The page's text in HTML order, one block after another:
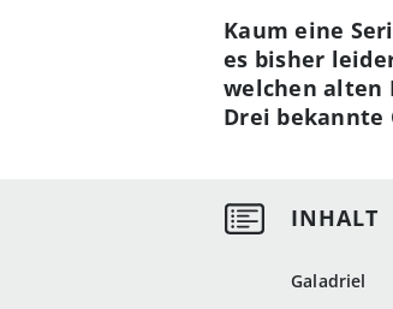
Galadriel
Kaum eine
es bisher
welchen alten
Drei bekannte